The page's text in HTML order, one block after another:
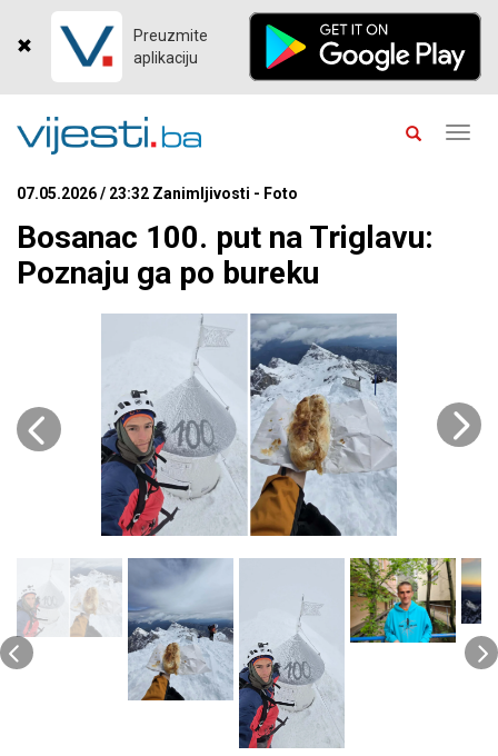
Preuzmite
aplikaciju
07.05.2026 / 23:32 Zanimljivosti - Foto
Bosanac 100. put na Triglavu:
Poznaju ga po bureku